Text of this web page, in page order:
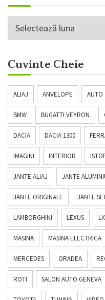
Arhiva
Articole
Cuvinte Cheie
ALIAJ ANVELOPE AUTO
BMW BUGATTI VEYRON
DACIA DACIA 1300
IMAGINI INTERIOR
JANTE ALIAJ JANTE
JANTE ORIGINALE JANTE
LAMBORGHINI LEXUS
MASINA MASINA ELECTRICA
MERCEDES ORADEA
ROTI SALON AUTO GENEVA